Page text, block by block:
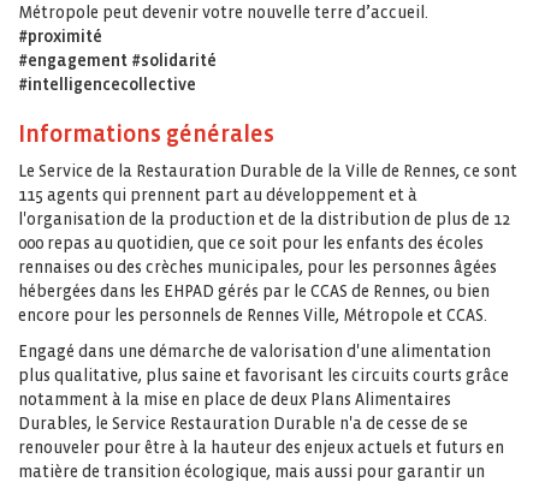
Métropole peut devenir votre nouvelle terre d’accueil.
#proximité
#engagement #solidarité
#intelligencecollective
Informations générales
Le Service de la Restauration Durable de la Ville de Rennes, ce sont
115 agents qui prennent part au développement et à
l'organisation de la production et de la distribution de plus de 12
000 repas au quotidien, que ce soit pour les enfants des écoles
rennaises ou des crèches municipales, pour les personnes âgées
hébergées dans les EHPAD gérés par le CCAS de Rennes, ou bien
encore pour les personnels de Rennes Ville, Métropole et CCAS.
Engagé dans une démarche de valorisation d'une alimentation
plus qualitative, plus saine et favorisant les circuits courts grâce
notamment à la mise en place de deux Plans Alimentaires
Durables, le Service Restauration Durable n'a de cesse de se
renouveler pour être à la hauteur des enjeux actuels et futurs en
matière de transition écologique, mais aussi pour garantir un